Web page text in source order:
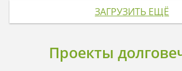
ЗАГРУЗИТЬ ЕЩЁ
Проекты